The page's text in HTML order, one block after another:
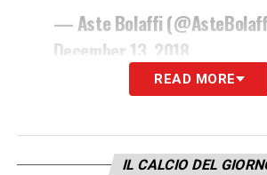
— Aste Bolaffi
December 13, 2018
LA PLAYLIST DELLE NOSTRE
READ MORE
IL CALCIO DEL